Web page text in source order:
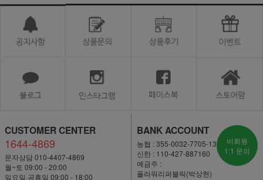
CUSTOMER CENTER
1644-4869
문자상담 010-4407-4869
월~토 09:00 - 20:00
일요일·공휴일 09:00 - 18:00
BANK ACCOUNT
농협 : 355-0032-7705-13
신한 : 110-427-887160
예금주 :
플라워리퍼블릭(박상현)
비회원
1:1 문의